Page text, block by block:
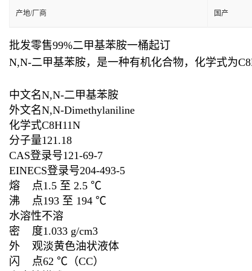
产地/厂商 国产
批发零售99%二甲基苯胺一桶起订
N,N-二甲基苯胺，是一种有机化合物，化学式为
中文名N,N-二甲基苯胺
外文名N,N-Dimethylaniline
化学式C8H11N
分子量121.18
CAS登录号121-69-7
EINECS登录号204-493-5
熔 点1.5 至 2.5 ℃
沸 点193 至 194 ℃
水溶性不溶
密 度1.033 g/cm3
外 观淡黄色油状液体
闪 点62 ℃（CC）